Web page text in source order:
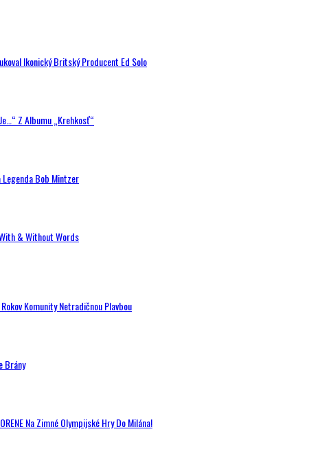
Ikonický Britský Producent Ed Solo
Z Albumu „Krehkosť“
Legenda Bob Mintzer
& Without Words
Komunity Netradičnou Plavbou
Brány
Na Zimné Olympijské Hry Do Milána!